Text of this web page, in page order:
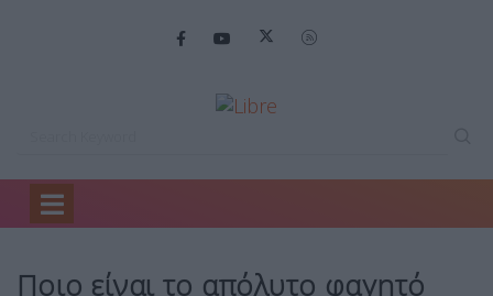
Home
Ποιο είναι το απόλυτο φαγητό